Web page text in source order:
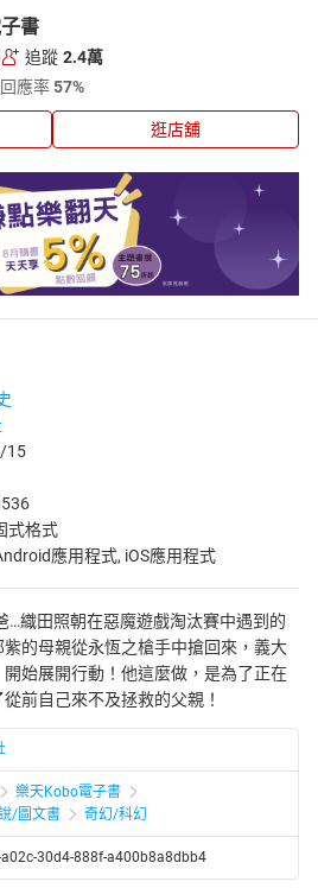
書
追蹤 2.4萬
回應率57%
逛店舖
15
式格式
應用程式, iOS應用程式
…織田照朝在惡魔遊戲淘汰賽中遇到的
的母親從永恆之槍手中搶回來，義大
始展開行動！他這麼做，是為了正在
前自己來不及拯救的父親！
樂天Kobo電子書
/圖文書
奇幻/科幻
30d4-888f-a400b8a8dbb4